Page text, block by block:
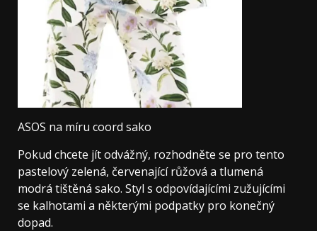
ASOS na míru coord sako
Pokud chcete jít odvážný, rozhodněte se pro tento
pastelový zelená, červenající růžová a tlumená
modrá tištěná sako. Styl s odpovídajícími zužujícími
se kalhotami a některými podpatky pro konečný
dopad.